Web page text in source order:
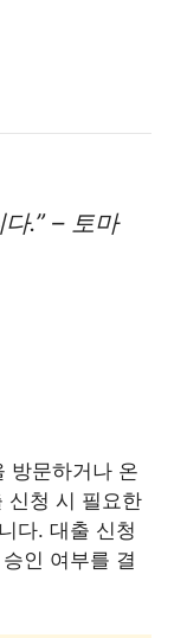
.” – 토마
방문하거나 온
신청 시 필요한
다. 대출 신청
인 여부를 결